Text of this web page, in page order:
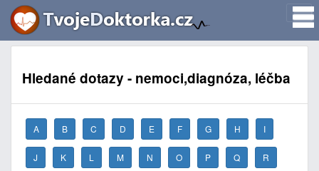
Hledané dotazy - nemoci,diagnóza, léčba
A B C D E F G H I
J K L M N O P Q R